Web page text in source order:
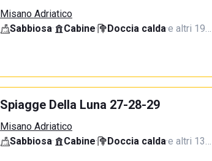
Misano Adriatico
Sabbiosa· Cabine· Doccia calda·e altri 19…
Spiagge Della Luna 27-28-29
Misano Adriatico
Sabbiosa· Cabine· Doccia calda·e altri 13…